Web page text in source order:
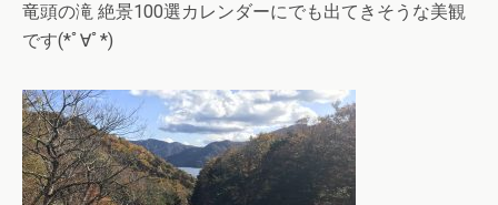
竜頭の滝 絶景100選カレンダーにでも出てきそうな美観
です(*ﾟ∀ﾟ*)